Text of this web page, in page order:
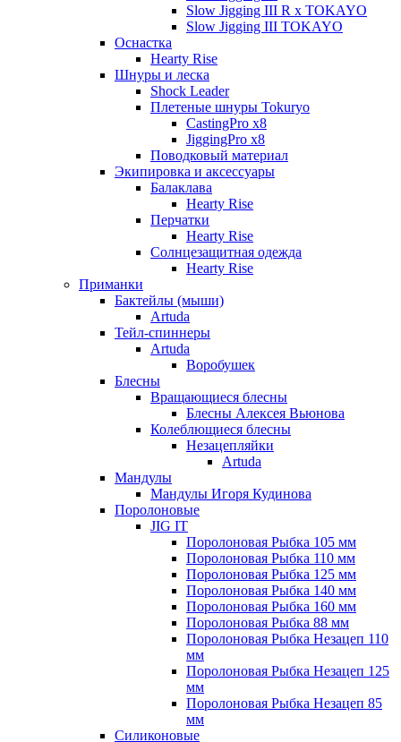
Slow Jigging III R x TOKAYO
Slow Jigging III TOKAYO
Оснастка
Hearty Rise
Шнуры и леска
Shock Leader
Плетеные шнуры Tokuryo
CastingPro x8
JiggingPro x8
Поводковый материал
Экипировка и аксессуары
Балаклава
Hearty Rise
Перчатки
Hearty Rise
Солнцезащитная одежда
Hearty Rise
Приманки
Бактейлы (мыши)
Artuda
Тейл-спиннеры
Artuda
Воробушек
Блесны
Вращающиеся блесны
Блесны Алексея Вьюнова
Колеблющиеся блесны
Незацепляйки
Artuda
Мандулы
Мандулы Игоря Кудинова
Поролоновые
JIG IT
Поролоновая Рыбка 105 мм
Поролоновая Рыбка 110 мм
Поролоновая Рыбка 125 мм
Поролоновая Рыбка 140 мм
Поролоновая Рыбка 160 мм
Поролоновая Рыбка 88 мм
Поролоновая Рыбка Незацеп 110
мм
Поролоновая Рыбка Незацеп 125
мм
Поролоновая Рыбка Незацеп 85
мм
Силиконовые